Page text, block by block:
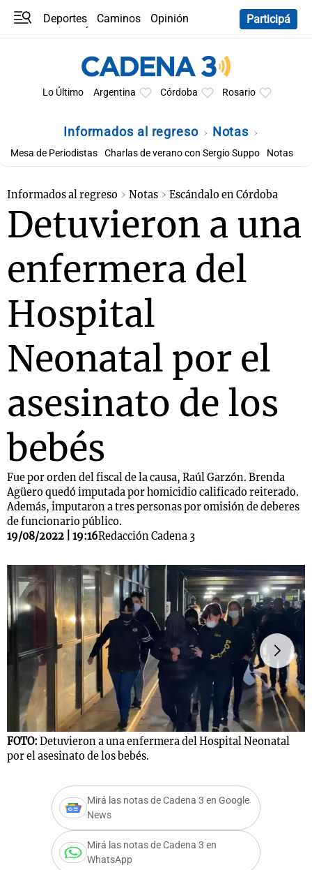
Deportes Caminos
Opinión
Participá
Lo Último Argentina Córdoba Rosario
Informados al regreso Notas
Mesa de Periodistas Charlas de verano con Sergio Suppo Notas
Informados al regreso Notas Escándalo en Córdoba
Detuvieron a una
enfermera del
Hospital
Neonatal por el
asesinato de los
bebés
Fue por orden del fiscal de la causa, Raúl Garzón. Brenda
Agüero quedó imputada por homicidio calificado reiterado.
Además, imputaron a tres personas por omisión de deberes
de funcionario público.
19/08/2022 | 19:16Redacción Cadena 3
FOTO: Detuvieron a una enfermera del Hospital Neonatal
por el asesinato de los bebés.
Mirá las notas de Cadena 3 en Google
News
Mirá las notas de Cadena 3 en
WhatsApp
Notas
Mundial 2026
Notas
La Sole en
Cadena 3